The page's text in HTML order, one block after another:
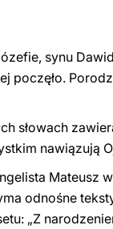
synu
poczęło.
słowach
nawiązują
Mateusz
odnośne
„Z